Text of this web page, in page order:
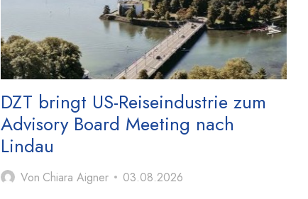
ALS
80
PROZENT
DZT bringt US-Reiseindustrie zum
Advisory Board Meeting nach
Lindau
Von Chiara Aigner 03.08.2026